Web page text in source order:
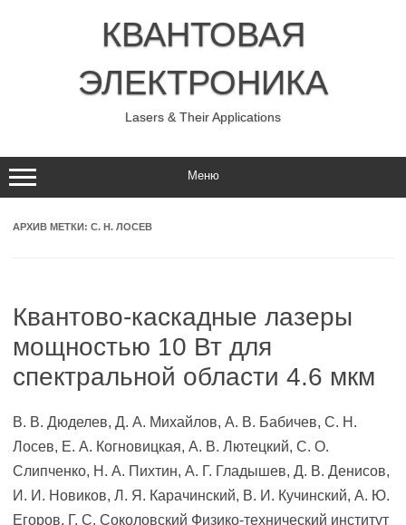
КВАНТОВАЯ
ЭЛЕКТРОНИКА
Lasers & Their Applications
Меню
АРХИВ МЕТКИ: С. Н. ЛОСЕВ
Квантово-каскадные лазеры
мощностью 10 Вт для
спектральной области 4.6 мкм
В. В. Дюделев, Д. А. Михайлов, А. В. Бабичев, С. Н.
Лосев, Е. А. Когновицкая, А. В. Лютецкий, С. О.
Слипченко, Н. А. Пихтин, А. Г. Гладышев, Д. В. Денисов,
И. И. Новиков, Л. Я. Карачинский, В. И. Кучинский, А. Ю.
Егоров, Г. С. Соколовский Физико-технический институт